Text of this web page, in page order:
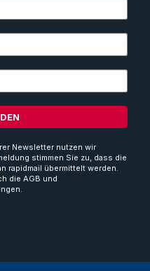
Newsletter nutzen wir
stimmen Sie zu, dass die
rapidmail übermittelt werden.
die AGB und